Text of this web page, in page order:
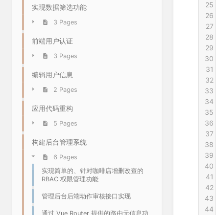
实现数据筛选功能
3 Pages
前端用户认证
3 Pages
编辑用户信息
2 Pages
应用代码重构
5 Pages
构建后台管理系统
6 Pages
实现简单的、针对咖啡店增删改查的
RBAC 权限管理功能
管理后台后端动作审核接口实现
通过 Vue Router 提供的路由元信息功
25
26
27
28
29
30
31
32
33
34
35
36
37
38
39
40
41
42
43
44